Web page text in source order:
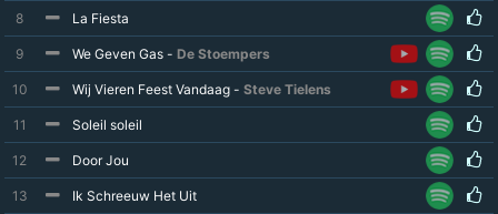
8 La Fiesta
9 We Geven Gas - De Stoempers
10 Wij Vieren Feest Vandaag - Steve Tielens
11 Soleil soleil
12 Door Jou
13 Ik Schreeuw Het Uit